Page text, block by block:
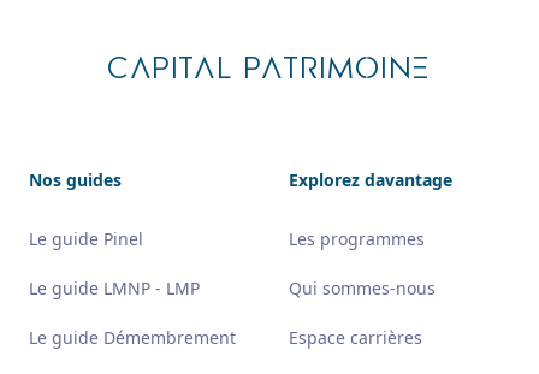
CAPITAL PATRIMOINE
Nos guides
Le guide Pinel
Le guide LMNP - LMP
Le guide Démembrement
Explorez davantage
Les programmes
Qui sommes-nous
Espace carrières